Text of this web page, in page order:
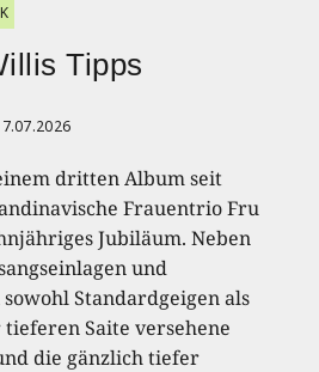
Tipps
dritten Album seit
Frauentrio Fru
Jubiläum. Neben
und
Standardgeigen als
Saite versehene
die gänzlich tiefer